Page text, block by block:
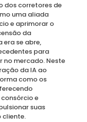
dos corretores de
uma aliada
e aprimorar o
da
era se abre,
para
no mercado. Neste
da IA ao
como os
e
suas
cliente.